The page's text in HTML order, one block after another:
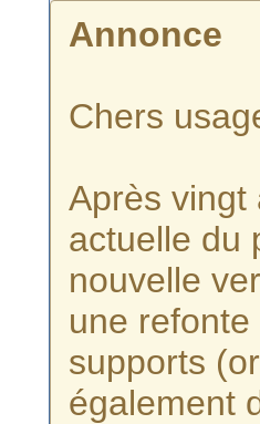
Annonce
Chers
Après vingt
actuelle du
nouvelle
une
supports
également